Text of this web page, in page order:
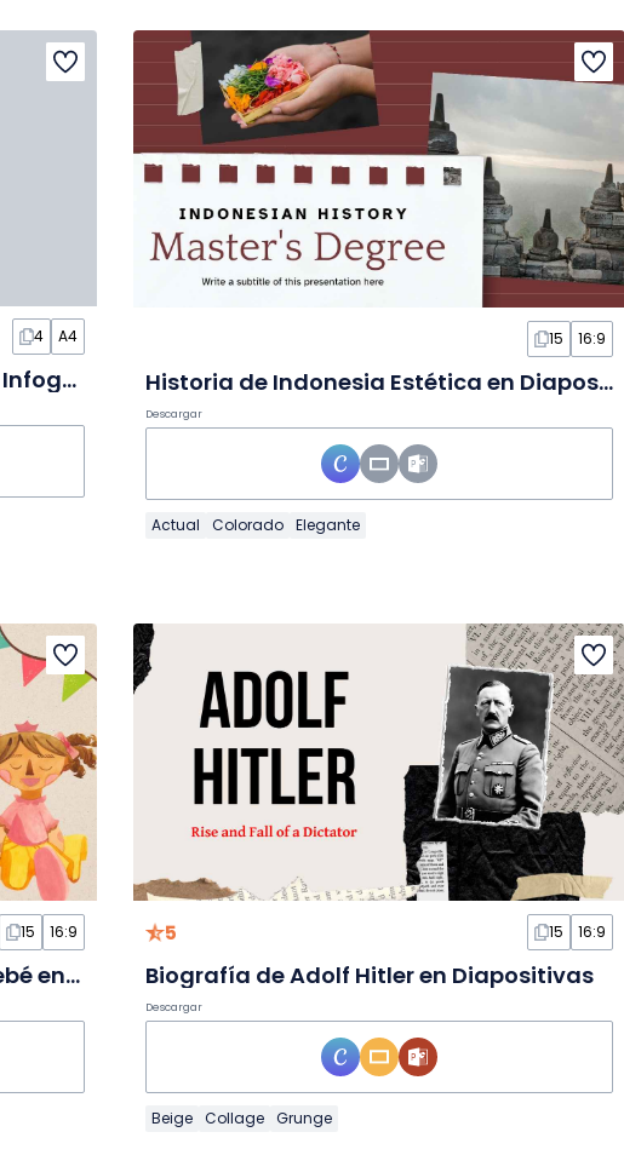
4 A4
Árbol Genealógico Empresarial en Infografía
15 16:9
Historia de Indonesia Estética en Diapositivas
Descargar
Actual Colorado Elegante
15 16:9
Hitos del Primer Año y Medio del Bebé en Diapositivas
5 15 16:9
Biografía de Adolf Hitler en Diapositivas
Descargar
Beige Collage Grunge